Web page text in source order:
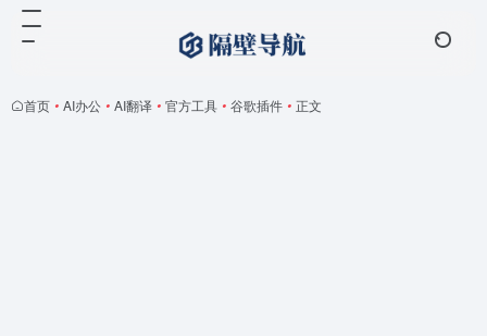
首页 • AI办公 • AI翻译 • 官方工具 • 谷歌插件 • 正文